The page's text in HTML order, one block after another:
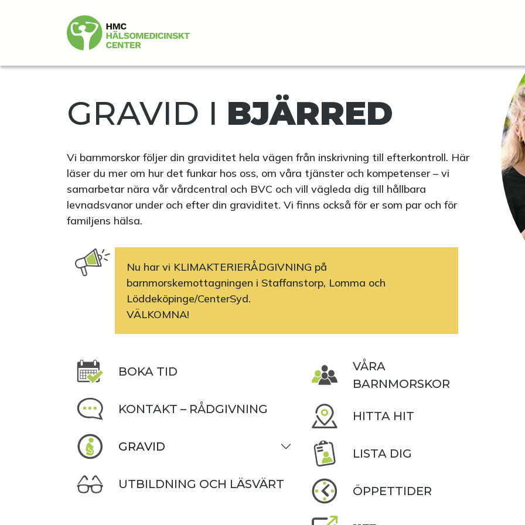
GRAVID I BJÄRRED
Vi barnmorskor följer din graviditet hela vägen från inskrivning till efterkontroll. Här
läser du mer om hur det funkar hos oss, om våra tjänster och kompetenser – vi
samarbetar nära vår vårdcentral och BVC och vill vägleda dig till hållbara
levnadsvanor under och efter din graviditet. Vi finns också för er som par och för
familjens hälsa.
Nu har vi KLIMAKTERIERÅDGIVNING på
barnmorskemottagningen i Staffanstorp, Lomma och
Löddeköpinge/CenterSyd.
VÄLKOMNA!
BOKA TID
KONTAKT – RÅDGIVNING
GRAVID
UTBILDNING OCH LÄSVÄRT
VÅRA
BARNMORSKOR
HITTA HIT
LISTA DIG
ÖPPETTIDER